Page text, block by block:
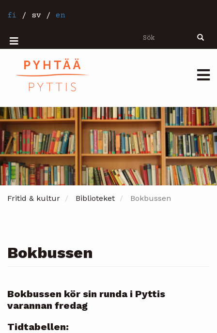
tillfi / sv / en
Sök Sök
Mobiilivalikko
Fritid & kultur Biblioteket Bokbussen
Bokbussen
Bokbussen kör sin runda i Pyttis
varannan fredag
Tidtabellen: